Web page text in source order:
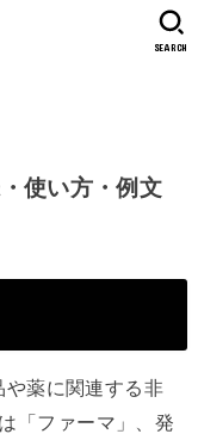
SEARCH
使い方・例文
や薬に関連する非
「ファーマ」、発